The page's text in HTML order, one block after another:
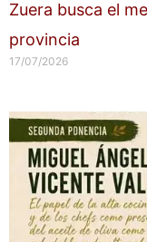
Zuera busca el
provincia
17/07/2026